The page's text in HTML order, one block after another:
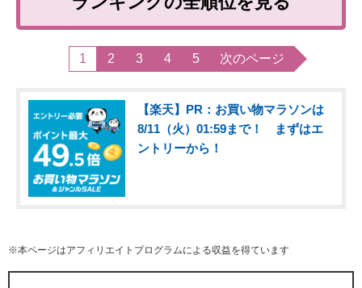
1 2 3 4 5 次のページ
【楽天】PR：お買い物マラソンは
8/11（火）01:59まで！ まずはエ
ントリーから！
※本ページはアフィリエイトプログラムによる収益を得ています